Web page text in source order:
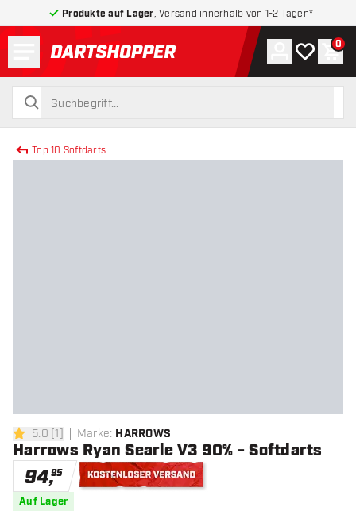
Produkte auf Lager , Versand innerhalb von 1-2 Tagen*
zurück zur Startseite
suchen
suchen
Konto
Meine 0
Top 10 Softdarts
5 Bewertungssterne
5.0 [1] Marke: HARROWS
Harrows Ryan Searle V3 90% - Softdarts
94,95
Auf Lager